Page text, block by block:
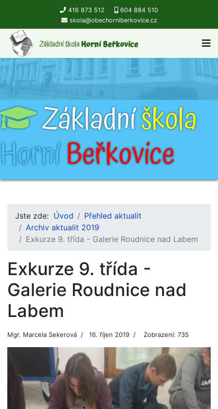
416 873 512
604 884 510
skola@obechorniberkovice.cz
Základníškola
HorníBeřkovice
Jste zde: Úvod
Přehled aktualit
Archiv aktualit 2019
Exkurze 9. třída - Galerie Roudnice nad Labem
Exkurze 9. třída -
Galerie Roudnice nad
Labem
Mgr. Marcela Sekerová 16. říjen 2019 Zobrazení: 735